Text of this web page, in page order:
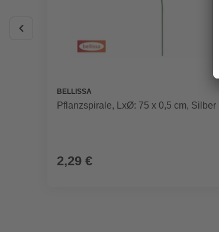
BELLISSA
Pflanzspirale, LxØ: 75 x 0,5 cm, Silber
2,29 €